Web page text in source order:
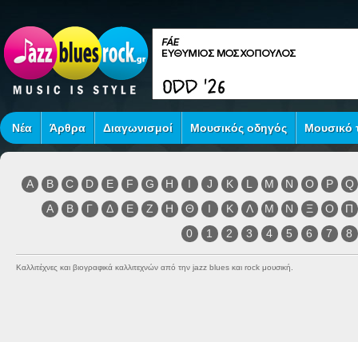
Νέα Άρθρα Διαγωνισμοί Μουσικός οδηγός Μουσικό
A B C D E F G H I J K L M N O P
Q
Α
Β Γ Δ Ε Ζ Η Θ Ι Κ Λ Μ Ν Ξ Ο
Π
0
1 2 3 4 5 6 7 8
Καλλιτέχνες και βιογραφικά καλλιτεχνών από την jazz blues και rock μουσική.